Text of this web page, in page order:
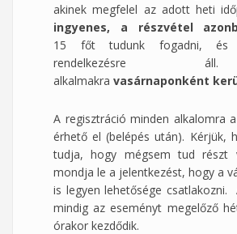
akinek megfelel az adott heti
ingyenes, a részvétel
15 főt tudunk fogadni, és
rendelkezésre
alkalmakra vasárnaponként
A regisztráció minden alkalomra
érhető el (belépés után). Kérjük,
tudja, hogy mégsem tud részt
mondja le a jelentkezést, hogy a
is legyen lehetősége csatlakozni.
mindig az eseményt megelőző
órakor kezdődik.